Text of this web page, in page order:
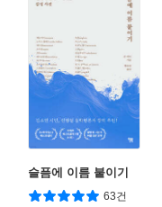
슬픔에 이름 붙이기
63건